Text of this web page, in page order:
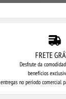
FRETE
Desfrute da
benefícios
entregas no período comercial